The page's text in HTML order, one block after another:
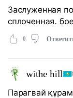
Заслуженная
сплоченная.
0
withe hill
Парагвай